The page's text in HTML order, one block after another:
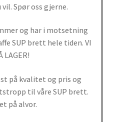
Spør oss gjerne.
og har i motsetning
SUP brett hele tiden. VI
LAGER!
på kvalitet og pris og
til våre SUP brett.
på alvor.